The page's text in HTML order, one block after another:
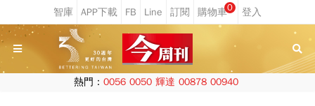
0
熱門： 0056 0050 輝達 00878 00940